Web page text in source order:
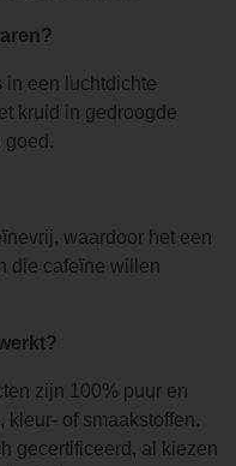
in een luchtdichte
kruid in gedroogde
goed.
waardoor het een
die cafeïne willen
zijn 100% puur en
kleur- of smaakstoffen.
gecertificeerd, al kiezen